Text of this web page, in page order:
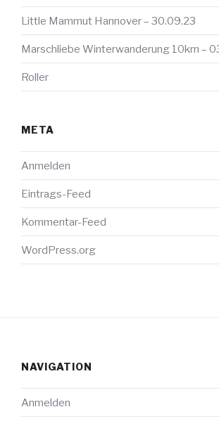
Little Mammut Hannover – 30.09.23
Marschliebe Winterwanderung 10km –
Roller
META
Anmelden
Eintrags-Feed
Kommentar-Feed
WordPress.org
NAVIGATION
Anmelden